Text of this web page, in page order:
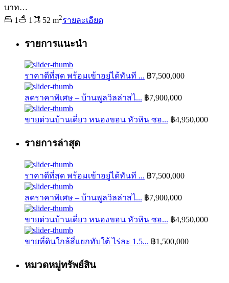
บาท…
1
1 52 m2รายละเอียด
รายการแนะนำ
ราคาดีที่สุด พร้อมเข้าอยู่ได้ทันที ... ฿7,500,000
ลดราคาพิเศษ – บ้านพูลวิลล่าสไ... ฿7,900,000
ขายด่วนบ้านเดี่ยว หนองขอน หัวหิน ซอ... ฿4,950,000
รายการล่าสุด
ราคาดีที่สุด พร้อมเข้าอยู่ได้ทันที ... ฿7,500,000
ลดราคาพิเศษ – บ้านพูลวิลล่าสไ... ฿7,900,000
ขายด่วนบ้านเดี่ยว หนองขอน หัวหิน ซอ... ฿4,950,000
ขายที่ดินใกล้สี่แยกทับใต้ ไร่ละ 1.5... ฿1,500,000
หมวดหมู่ทรัพย์สิน